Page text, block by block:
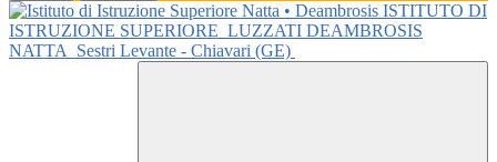
ISTITUTO DI
ISTRUZIONE SUPERIORE LUZZATI DEAMBROSIS
NATTA
Sestri Levante - Chiavari (GE)